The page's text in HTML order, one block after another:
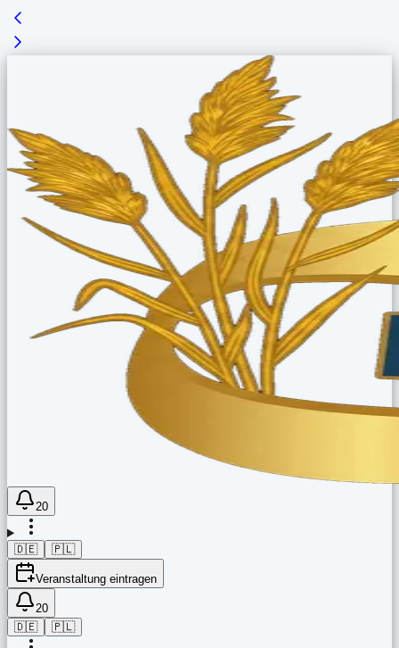
20
🇩🇪 🇵🇱
Veranstaltung eintragen
20
🇩🇪
🇵🇱